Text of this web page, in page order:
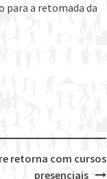
para a retomada da
retorna com cursos
presenciais